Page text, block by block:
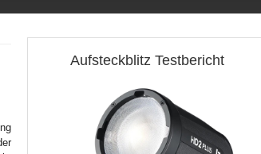
Aufsteckblitz Testbericht